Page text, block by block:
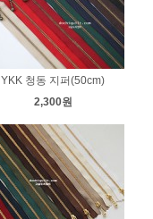
YKK 청동 지퍼(50cm)
2,300원